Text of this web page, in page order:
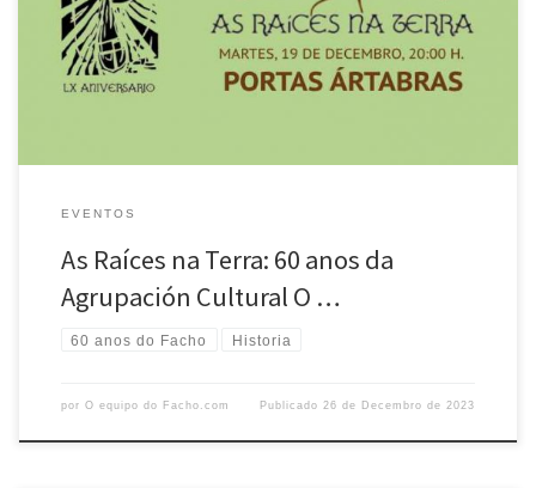
cultura e lingua galegas. Na celebración, contamos coa presenza de
Xulio López Valcárcel, quen compartiu as súas vivencias durante o seu
mandato como presidente entre 1984 e […]
EVENTOS
As Raíces na Terra: 60 anos da
Agrupación Cultural O …
60 anos do Facho Historia
por O equipo do Facho.com Publicado 26 de Decembro de 2023